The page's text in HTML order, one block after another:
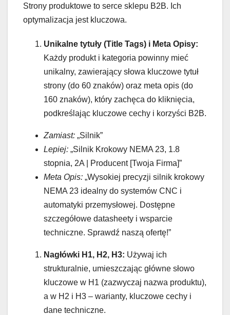
Strony produktowe to serce sklepu B2B. Ich
optymalizacja jest kluczowa.
Unikalne tytuły (Title Tags) i Meta Opisy:
Każdy produkt i kategoria powinny mieć
unikalny, zawierający słowa kluczowe tytuł
strony (do 60 znaków) oraz meta opis (do
160 znaków), który zachęca do kliknięcia,
podkreślając kluczowe cechy i korzyści B2B.
Zamiast: „Silnik”
Lepiej: „Silnik Krokowy NEMA 23, 1.8
stopnia, 2A | Producent [Twoja Firma]”
Meta Opis: „Wysokiej precyzji silnik krokowy
NEMA 23 idealny do systemów CNC i
automatyki przemysłowej. Dostępne
szczegółowe datasheety i wsparcie
techniczne. Sprawdź naszą ofertę!”
Nagłówki H1, H2, H3: Używaj ich
strukturalnie, umieszczając główne słowo
kluczowe w H1 (zazwyczaj nazwa produktu),
a w H2 i H3 – warianty, kluczowe cechy i
dane techniczne.